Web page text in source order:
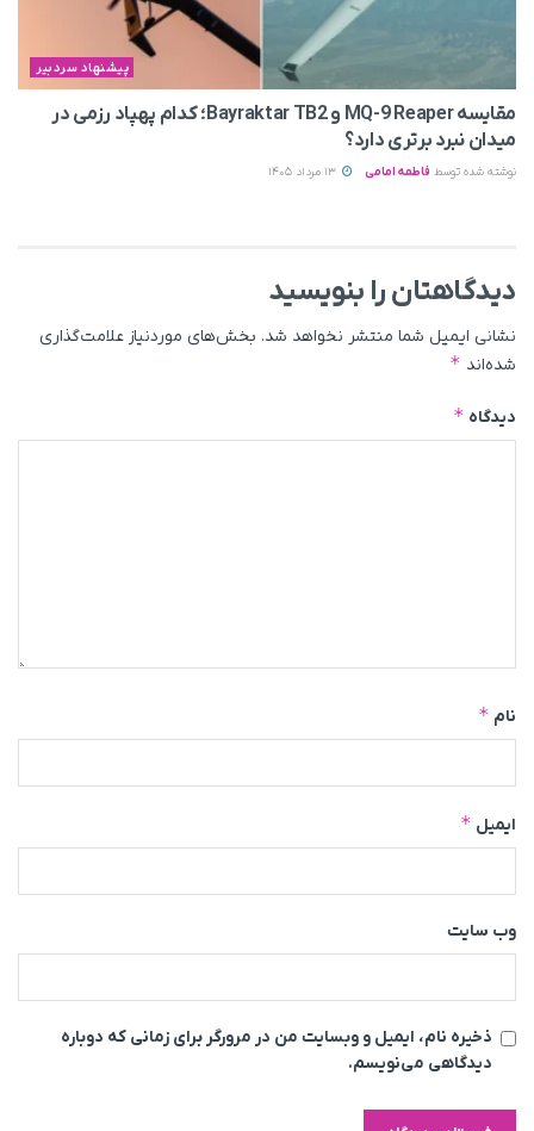
پیشنهاد سردبیر
مقایسه MQ-9 Reaper و Bayraktar TB2؛ کدام پهپاد رزمی در
میدان نبرد برتری دارد؟
نوشته شده توسط فاطمه امامی
دیدگاهتان را بنویسید
نشانی ایمیل شما منتشر نخواهد شد. بخش‌های موردنیاز علامت‌گذاری
شده‌اند *
دیدگاه *
نام *
ایمیل *
وب‌ سایت
ذخیره نام، ایمیل و وبسایت من در مرورگر برای زمانی که دوباره
دیدگاهی می‌نویسم.